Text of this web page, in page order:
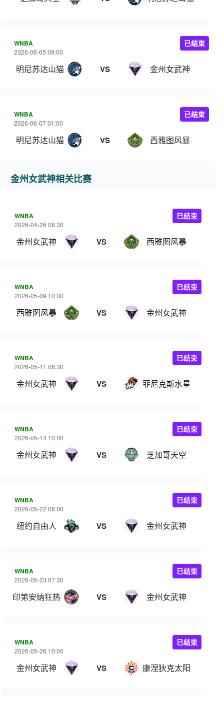
WNBA
2026-06-05 09:00
明尼苏达山猫 VS 金州女武神
已结束
WNBA
2026-06-07 01:00
明尼苏达山猫 VS 西雅图风暴
已结束
金州女武神相关比赛
WNBA
2026-04-26 08:30
金州女武神 VS 西雅图风暴
已结束
WNBA
2026-05-09 10:00
西雅图风暴 VS 金州女武神
已结束
WNBA
2026-05-11 08:30
金州女武神 VS 菲尼克斯水星
已结束
WNBA
2026-05-14 10:00
金州女武神 VS 芝加哥天空
已结束
WNBA
2026-05-22 08:00
纽约自由人 VS 金州女武神
已结束
WNBA
2026-05-23 07:30
印第安纳狂热 VS 金州女武神
已结束
WNBA
2026-05-26 10:00
金州女武神 VS 康涅狄克太阳
已结束